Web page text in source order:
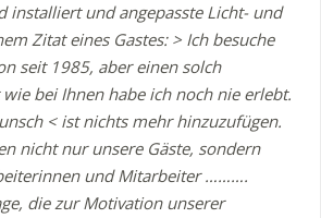
installiert und angepasste Licht- und
Zitat eines Gastes: > Ich besuche
seit 1985, aber einen solch
bei Ihnen habe ich noch nie erlebt.
< ist nichts mehr hinzuzufügen.
nicht nur unsere Gäste, sondern
und Mitarbeiter ……….
die zur Motivation unserer